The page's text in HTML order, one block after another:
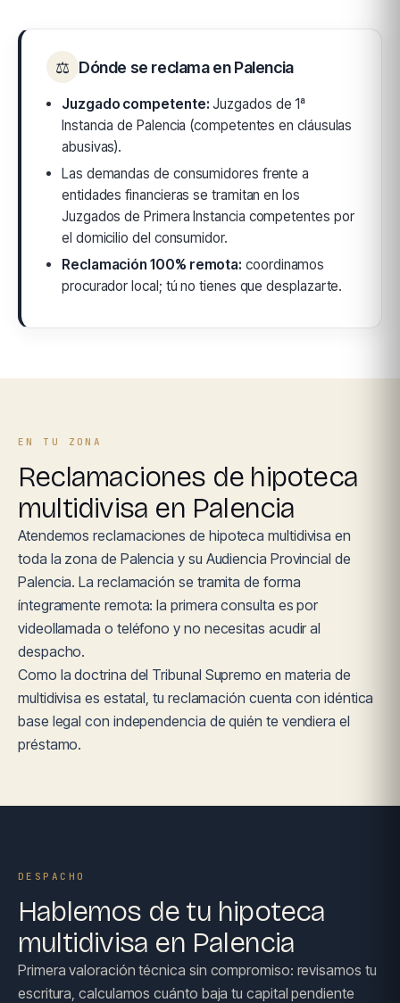
⚖ Dónde se reclama en Palencia
Juzgado competente: Juzgados de 1ª
Instancia de Palencia (competentes en cláusulas
abusivas).
Las demandas de consumidores frente a
entidades financieras se tramitan en los
Juzgados de Primera Instancia competentes por
el domicilio del consumidor.
Reclamación 100% remota: coordinamos
procurador local; tú no tienes que desplazarte.
EN TU ZONA
Reclamaciones de hipoteca
multidivisa en Palencia
Atendemos reclamaciones de hipoteca multidivisa en
toda la zona de Palencia y su Audiencia Provincial de
Palencia. La reclamación se tramita de forma
íntegramente remota: la primera consulta es por
videollamada o teléfono y no necesitas acudir al
despacho.
Como la doctrina del Tribunal Supremo en materia de
multidivisa es estatal, tu reclamación cuenta con idéntica
base legal con independencia de quién te vendiera el
préstamo.
DESPACHO
Hablemos de tu hipoteca
multidivisa en Palencia
Primera valoración técnica sin compromiso: revisamos tu
escritura, calculamos cuánto baja tu capital pendiente